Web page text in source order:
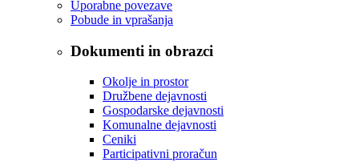
Uporabne povezave
Pobude in vprašanja
Dokumenti in obrazci
Okolje in prostor
Družbene dejavnosti
Gospodarske dejavnosti
Komunalne dejavnosti
Ceniki
Participativni proračun